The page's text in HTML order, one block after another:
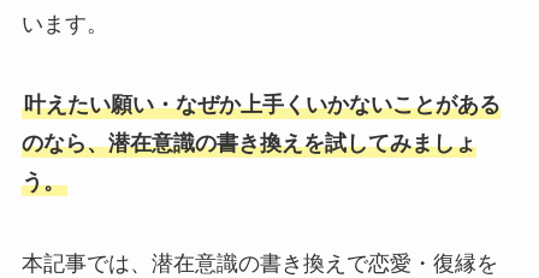
います。
叶えたい願い・なぜか上手くいかないことがある
のなら、潜在意識の書き換えを試してみましょ
う。
本記事では、潜在意識の書き換えで恋愛・復縁を